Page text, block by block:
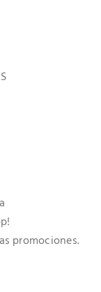
promociones.